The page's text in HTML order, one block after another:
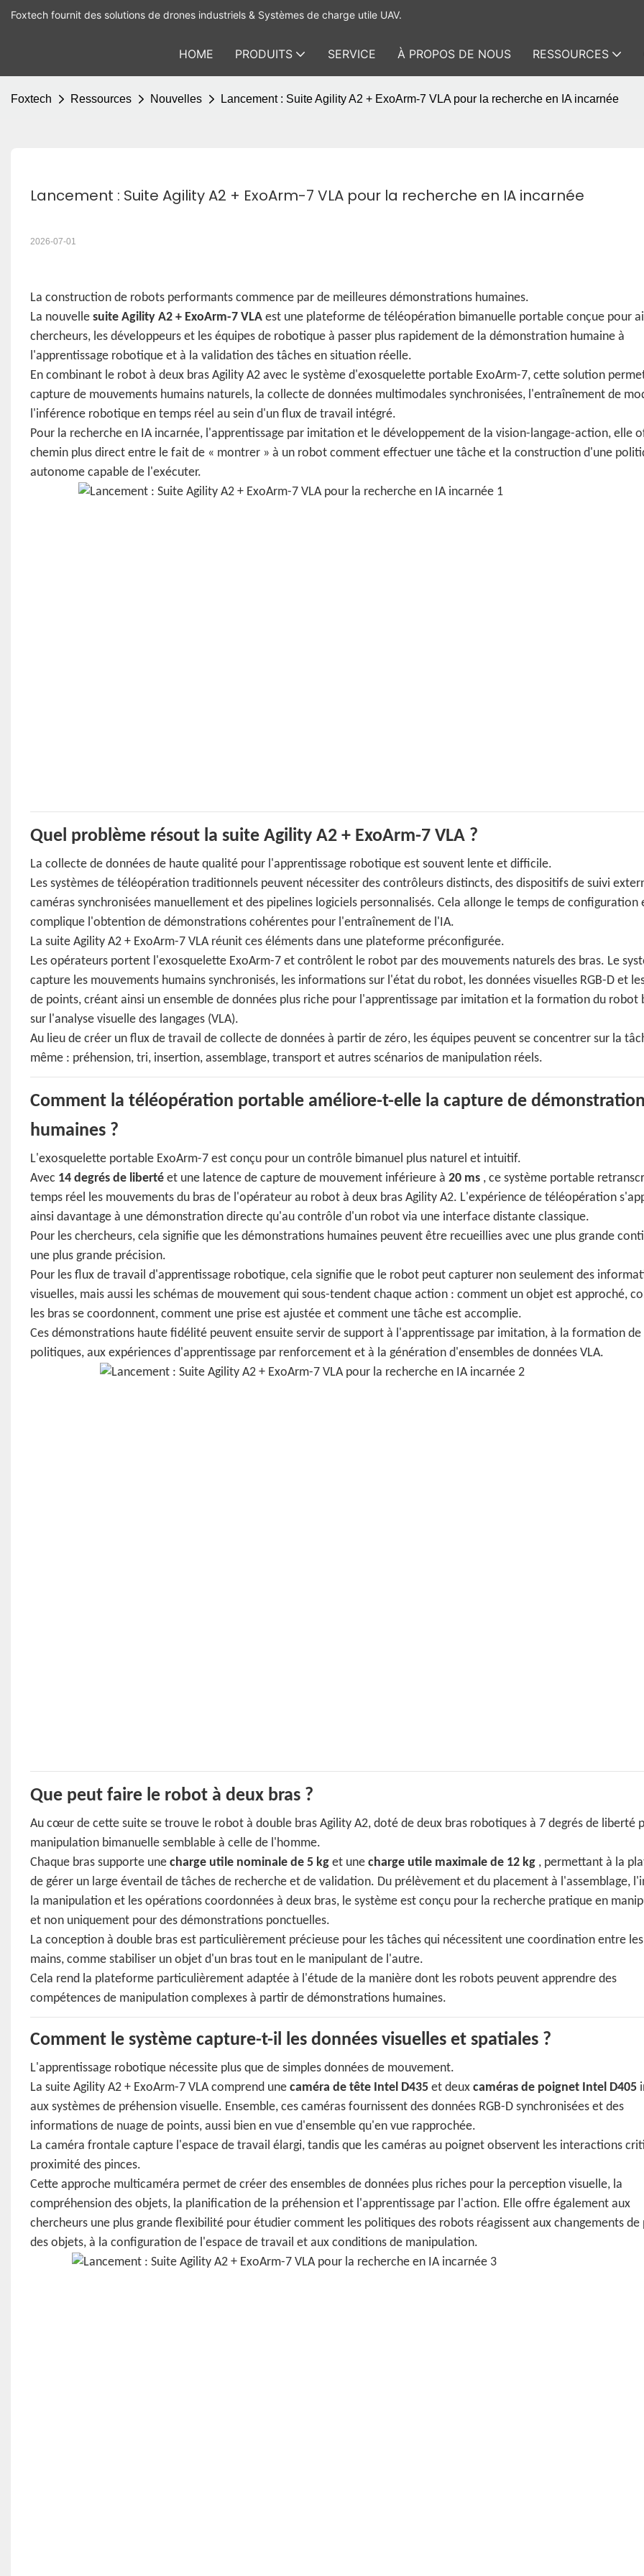
Foxtech fournit des solutions de drones industriels & Systèmes de charge utile UAV.
HOME PRODUITS SERVICE À PROPOS DE NOUS RESSOURCES
Foxtech Ressources Nouvelles Lancement : Suite Agility A2 + ExoArm-7 VLA pour la recherche en IA incarnée
Lancement : Suite Agility A2 + ExoArm-7 VLA pour la recherche en IA incarnée
2026-07-01
La construction de robots performants commence par de meilleures démonstrations humaines.
La nouvelle suite Agility A2 + ExoArm-7 VLAest une plateforme de téléopération bimanuelle portable conçue pour
chercheurs, les développeurs et les équipes de robotique à passer plus rapidement de la démonstration humaine à
l'apprentissage robotique et à la validation des tâches en situation réelle.
En combinant le robot à deux bras Agility A2 avec le système d'exosquelette portable ExoArm-7, cette solution
capture de mouvements humains naturels, la collecte de données multimodales synchronisées, l'entraînement de
l'inférence robotique en temps réel au sein d'un flux de travail intégré.
Pour la recherche en IA incarnée, l'apprentissage par imitation et le développement de la vision-langage-action, elle
chemin plus direct entre le fait de « montrer » à un robot comment effectuer une tâche et la construction d'une
autonome capable de l'exécuter.
Quel problème résout la suite Agility A2 + ExoArm-7 VLA ?
La collecte de données de haute qualité pour l'apprentissage robotique est souvent lente et difficile.
Les systèmes de téléopération traditionnels peuvent nécessiter des contrôleurs distincts, des dispositifs de suivi
caméras synchronisées manuellement et des pipelines logiciels personnalisés. Cela allonge le temps de configuration
complique l'obtention de démonstrations cohérentes pour l'entraînement de l'IA.
La suite Agility A2 + ExoArm-7 VLA réunit ces éléments dans une plateforme préconfigurée.
Les opérateurs portent l'exosquelette ExoArm-7 et contrôlent le robot par des mouvements naturels des bras. Le
capture les mouvements humains synchronisés, les informations sur l'état du robot, les données visuelles RGB-D et les
de points, créant ainsi un ensemble de données plus riche pour l'apprentissage par imitation et la formation du robot
sur l'analyse visuelle des langages (VLA).
Au lieu de créer un flux de travail de collecte de données à partir de zéro, les équipes peuvent se concentrer sur la
même : préhension, tri, insertion, assemblage, transport et autres scénarios de manipulation réels.
Comment la téléopération portable améliore-t-elle la capture de
humaines ?
L'exosquelette portable ExoArm-7 est conçu pour un contrôle bimanuel plus naturel et intuitif.
Avec 14 degrés de libertéet une latence de capture de mouvement inférieure à 20 ms, ce système portable
temps réel les mouvements du bras de l'opérateur au robot à deux bras Agility A2. L'expérience de téléopération
ainsi davantage à une démonstration directe qu'au contrôle d'un robot via une interface distante classique.
Pour les chercheurs, cela signifie que les démonstrations humaines peuvent être recueillies avec une plus grande
une plus grande précision.
Pour les flux de travail d'apprentissage robotique, cela signifie que le robot peut capturer non seulement des
visuelles, mais aussi les schémas de mouvement qui sous-tendent chaque action : comment un objet est approché,
les bras se coordonnent, comment une prise est ajustée et comment une tâche est accomplie.
Ces démonstrations haute fidélité peuvent ensuite servir de support à l'apprentissage par imitation, à la formation de
politiques, aux expériences d'apprentissage par renforcement et à la génération d'ensembles de données VLA.
Que peut faire le robot à deux bras ?
Au cœur de cette suite se trouve le robot à double bras Agility A2, doté de deux bras robotiques à 7 degrés de liberté
manipulation bimanuelle semblable à celle de l'homme.
Chaque bras supporte une charge utile nominale de 5 kget une charge utile maximale de 12 kg, permettant à la
de gérer un large éventail de tâches de recherche et de validation. Du prélèvement et du placement à l'assemblage,
la manipulation et les opérations coordonnées à deux bras, le système est conçu pour la recherche pratique en
et non uniquement pour des démonstrations ponctuelles.
La conception à double bras est particulièrement précieuse pour les tâches qui nécessitent une coordination entre
mains, comme stabiliser un objet d'un bras tout en le manipulant de l'autre.
Cela rend la plateforme particulièrement adaptée à l'étude de la manière dont les robots peuvent apprendre des
compétences de manipulation complexes à partir de démonstrations humaines.
Comment le système capture-t-il les données visuelles et spatiales ?
L'apprentissage robotique nécessite plus que de simples données de mouvement.
La suite Agility A2 + ExoArm-7 VLA comprend une caméra de tête Intel D435et deux caméras de poignet Intel D405
aux systèmes de préhension visuelle. Ensemble, ces caméras fournissent des données RGB-D synchronisées et des
informations de nuage de points, aussi bien en vue d'ensemble qu'en vue rapprochée.
La caméra frontale capture l'espace de travail élargi, tandis que les caméras au poignet observent les interactions
proximité des pinces.
Cette approche multicaméra permet de créer des ensembles de données plus riches pour la perception visuelle, la
compréhension des objets, la planification de la préhension et l'apprentissage par l'action. Elle offre également aux
chercheurs une plus grande flexibilité pour étudier comment les politiques des robots réagissent aux changements
des objets, à la configuration de l'espace de travail et aux conditions de manipulation.